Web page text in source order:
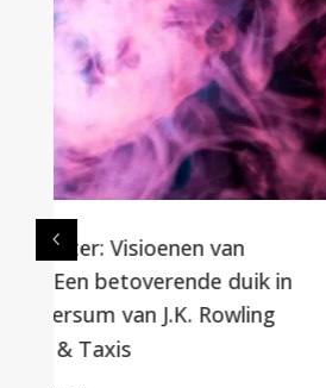
De beste plekken
de stad
1 aug 2024
Of je nu al lang in de stad